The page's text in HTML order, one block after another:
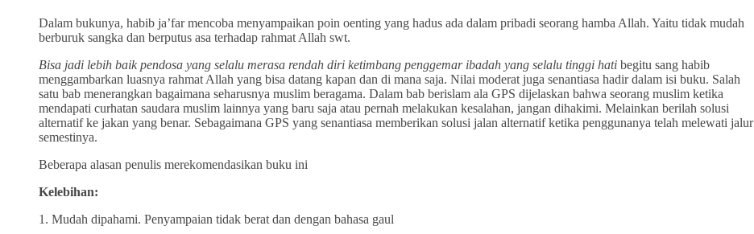
Dalam bukunya, habib ja’far mencoba menyampaikan poin oenting yang hadus ada dalam pribadi seorang hamba Allah. Yaitu tidak mudah
berburuk sangka dan berputus asa terhadap rahmat Allah swt.
Bisa jadi lebih baik pendosa yang selalu merasa rendah diri ketimbang penggemar ibadah yang selalu tinggi hati begitu sang habib
menggambarkan luasnya rahmat Allah yang bisa datang kapan dan di mana saja. Nilai moderat juga senantiasa hadir dalam isi buku. Salah
satu bab menerangkan bagaimana seharusnya muslim beragama. Dalam bab berislam ala GPS dijelaskan bahwa seorang muslim ketika
mendapati curhatan saudara muslim lainnya yang baru saja atau pernah melakukan kesalahan, jangan dihakimi. Melainkan berilah solusi
alternatif ke jakan yang benar. Sebagaimana GPS yang senantiasa memberikan solusi jalan alternatif ketika penggunanya telah melewati jalur
semestinya.
Beberapa alasan penulis merekomendasikan buku ini
Kelebihan:
1. Mudah dipahami. Penyampaian tidak berat dan dengan bahasa gaul